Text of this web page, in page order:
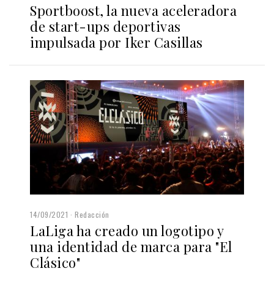
Sportboost, la nueva aceleradora
de start-ups deportivas
impulsada por Iker Casillas
14/09/2021 Redacción
LaLiga ha creado un logotipo y
una identidad de marca para "El
Clásico"